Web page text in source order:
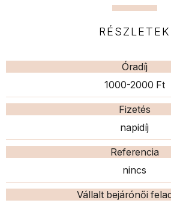
Óradíj
1000-2000 Ft
Fizetés
napidíj
Referencia
nincs
Vállalt bejárónői